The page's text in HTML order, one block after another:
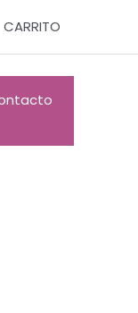
CARRITO